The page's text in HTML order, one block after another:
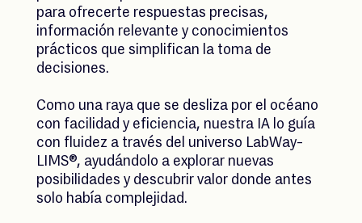
para ofrecerte respuestas precisas,
información relevante y conocimientos
prácticos que simplifican la toma de
decisiones.
Como una raya que se desliza por el océano
con facilidad y eficiencia, nuestra IA lo guía
con fluidez a través del universo LabWay-
LIMS®, ayudándolo a explorar nuevas
posibilidades y descubrir valor donde antes
solo había complejidad.